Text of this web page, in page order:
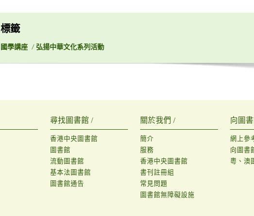
標籤
國學講座 / 弘揚中華文化系列活動
尋找圖書館 /
香港中央圖書館
圖書館
流動圖書館
基本法圖書館
圖書館通告
關於我們 /
簡介
服務
香港中央圖書館
書刊註冊組
常見問題
圖書館無障礙設施
向圖
網上參
向圖書
粵、澳